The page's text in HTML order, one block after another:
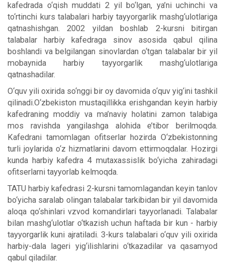
kafedrada o‘qish muddati 2 yil bo‘lgan, ya’ni uchinchi va
to‘rtinchi kurs talabalari harbiy tayyorgarlik mashg‘ulotlariga
qatnashishgan. 2002 yildan boshlab 2-kursni bitirgan
talabalar harbiy kafedraga sinov asosida qabul qilina
boshlandi va belgilangan sinovlardan o‘tgan talabalar bir yil
mobaynida harbiy tayyorgarlik mashg‘ulotlariga
qatnashadilar.
O‘quv yili oxirida so‘nggi bir oy davomida o‘quv yig‘ini tashkil
qilinadi.O‘zbekiston mustaqillikka erishgandan keyin harbiy
kafedraning moddiy va ma’naviy holatini zamon talabiga
mos ravishda yangilashga alohida e’tibor berilmoqda.
Kafedrani tamomlagan ofitserlar hozirda O‘zbekistonning
turli joylarida o‘z hizmatlarini davom ettirmoqdalar. Hozirgi
kunda harbiy kafedra 4 mutaxassislik bo‘yicha zahiradagi
ofitserlarni tayyorlab kelmoqda.
TATU harbiy kafedrasi 2-kursni tamomlagandan keyin tanlov
bo‘yicha saralab olingan talabalar tarkibidan bir yil davomida
aloqa qo‘shinlari vzvod komandirlari tayyorlanadi. Talabalar
bilan mashg‘ulotlar o‘tkazish uchun haftada bir kun - harbiy
tayyorgarlik kuni ajratiladi. 3-kurs talabalari o‘quv yili oxirida
harbiy-dala lageri yig‘ilishlarini o‘tkazadilar va qasamyod
qabul qiladilar.